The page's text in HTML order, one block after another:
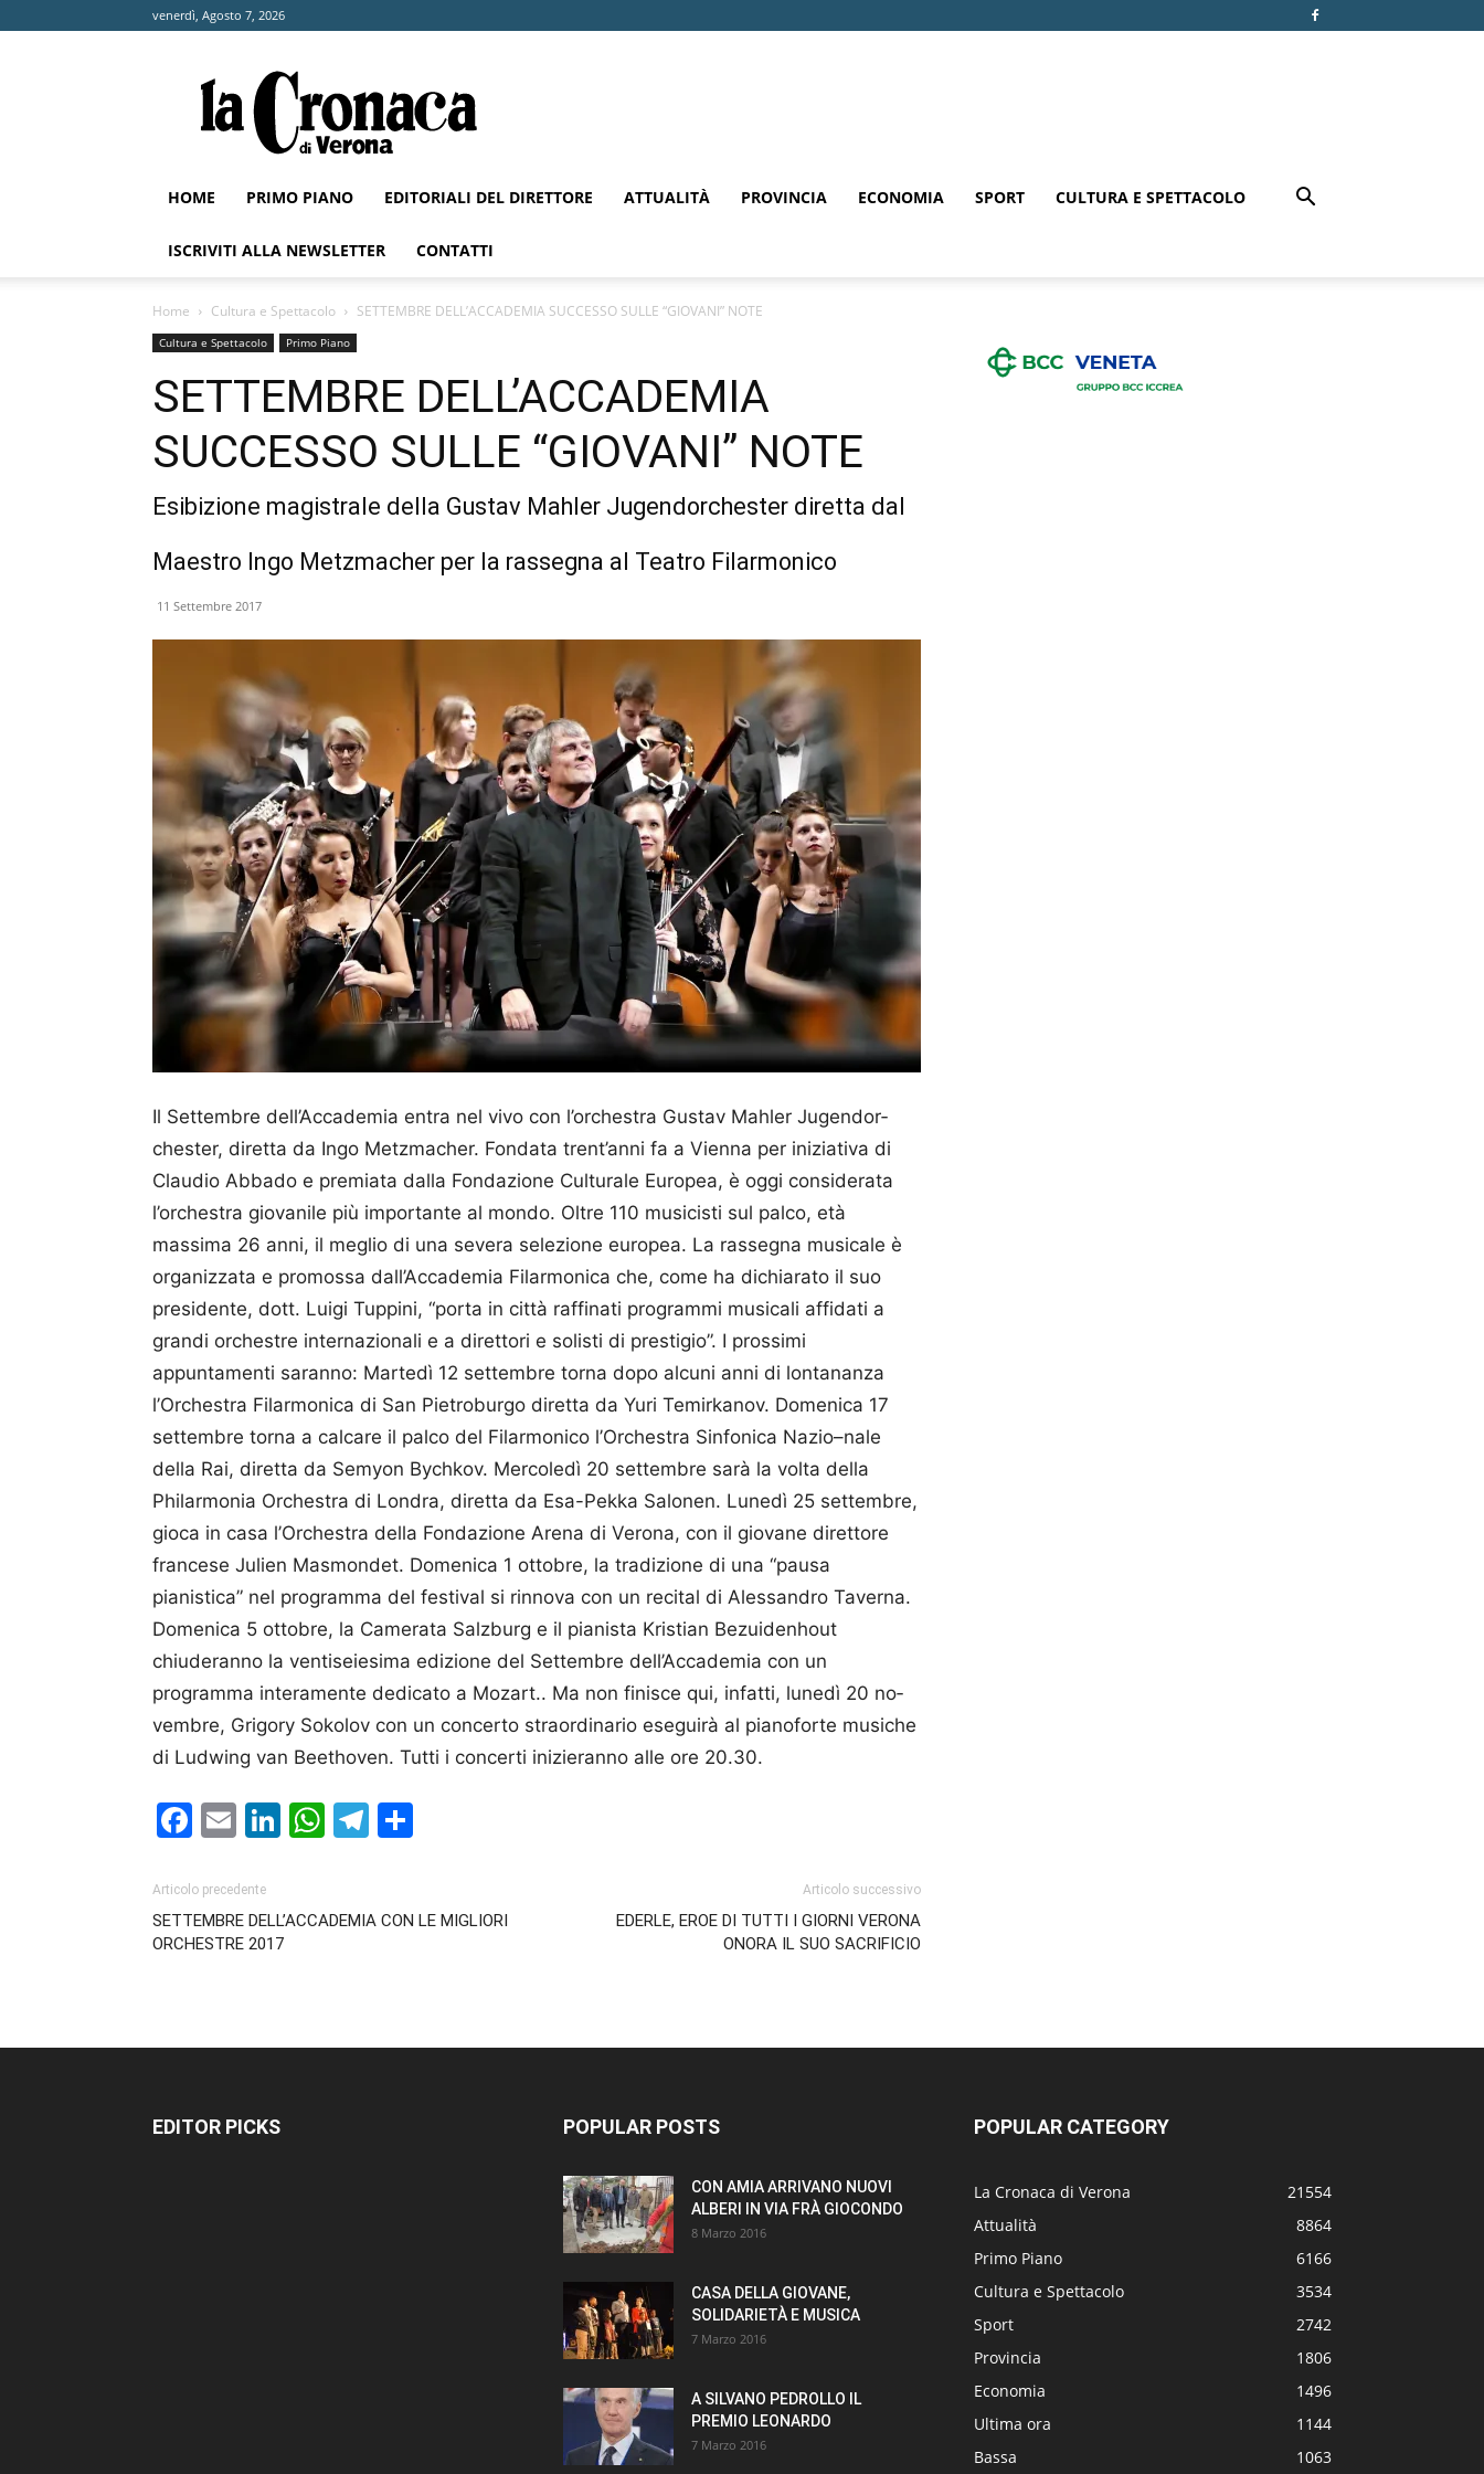
venerdì, Agosto 7, 2026
Cronaca
di
Verona
HOME PRIMO PIANO EDITORIALI DEL DIRETTORE ATTUALITÀ PROVINCIA ECONOMIA SPORT CULTURA E SPETTACOLO
ISCRIVITI ALLA NEWSLETTER CONTATTI
Home Cultura e Spettacolo SETTEMBRE DELL’ACCADEMIA SUCCESSO SULLE “GIOVANI” NOTE
Cultura e Spettacolo Primo Piano
SETTEMBRE DELL’ACCADEMIA
SUCCESSO SULLE “GIOVANI” NOTE
Esibizione magistrale della Gustav Mahler Jugendorchester diretta dal
Maestro Ingo Metzmacher per la rassegna al Teatro Filarmonico
11 Settembre 2017
Il Settembre dell’Accademia en­tra nel vivo con l’orchestra Gustav Mahler Jugendor­
chester, diretta da Ingo Metz­macher. Fondata trent’anni fa a Vienna per iniziativa di
Claudio Abbado e premiata dalla Fonda­zione Culturale Europea, è oggi considerata
l’orchestra giovanile più importante al mondo. Oltre 110 musicisti sul palco, età
massima 26 anni, il meglio di una severa selezione europea. La rassegna musicale è
organizzata e promossa dall’Acca­demia Filar­­mo­­nica che, come ha dichiarato il suo
presidente, dott. Luigi Tuppini, “porta in città raffinati programmi musicali affidati a
grandi orchestre internazionali e a direttori e solisti di prestigio”. I prossimi
appuntamenti saranno: Marte­dì 12 settembre torna dopo alcuni anni di lontananza
l’Orchestra Filar­monica di San Pietroburgo diretta da Yuri Temirkanov. Domenica 17
settembre torna a calcare il palco del Filar­monico l’Orche­stra Sinfo­ni­ca Nazio–nale
della Rai, diretta da Semy­on By­chkov. Mercoledì 20 settembre sarà la volta della
Philar­monia Orche­stra di Lon­dra, diretta da Esa-Pekka Salo­nen. Lunedì 25 settembre,
gioca in casa l’Orche­stra della Fonda­zione Arena di Verona, con il giovane direttore
francese Julien Masmondet. Dome­nica 1 ottobre, la tradizione di una “pausa
pianistica” nel programma del festival si rinnova con un recital di Ales­sandro Taverna.
Do­menica 5 ottobre, la Ca­merata Salz­burg e il pianista Kristian Bezui­den­hout
chiuderanno la ventiseiesima edizione del Settem­bre dell’Ac­ca­de­mia con un
programma interamente dedicato a Mozart.. Ma non finisce qui, infatti, lunedì 20 no­
vembre, Grigory Sokolov con un concerto straordinario eseguirà al pianoforte musiche
di Ludwing van Beethoven. Tutti i concerti inizieranno alle ore 20.30.
Facebook
EmailLinkedIn
WhatsApp
Telegram
Articolo precedente
SETTEMBRE DELL’ACCADEMIA CON LE MIGLIORI
ORCHESTRE 2017
Articolo successivo
EDERLE, EROE DI TUTTI I GIORNI VERONA
ONORA IL SUO SACRIFICIO
EDITOR PICKS POPULAR POSTS
CON AMIA ARRIVANO NUOVI
ALBERI IN VIA FRÀ GIOCONDO
8 Marzo 2016
CASA DELLA GIOVANE,
SOLIDARIETÀ E MUSICA
7 Marzo 2016
A SILVANO PEDROLLO IL
PREMIO LEONARDO
7 Marzo 2016
POPULAR CATEGORY
La Cronaca di Verona
21554
Attualità
8864
Primo Piano
6166
Cultura e Spettacolo
3534
Sport
2742
Provincia
1806
Economia
1496
Ultima ora
1144
Bassa
1063